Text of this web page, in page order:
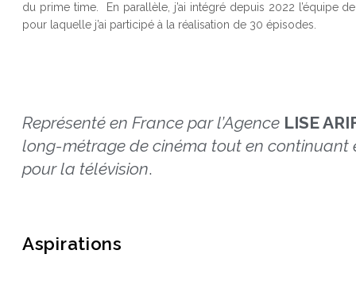
du prime time. En parallèle, j’ai intégré depuis 2022 l’équipe
pour laquelle j’ai participé à la réalisation de 30 épisodes.
Représenté en France par l’Agence LISE
long-métrage de cinéma tout en continuant
pour la télévision.
Aspirations